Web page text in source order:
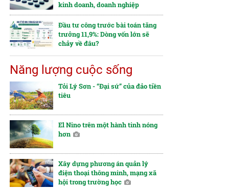
kinh doanh, doanh nghiệp
Đầu tư công trước bài toán tăng
trưởng 11,9%: Dòng vốn lớn sẽ
chảy về đâu?
Năng lượng cuộc sống
Tỏi Lý Sơn - “Đại sứ” của đảo tiền
tiêu
El Nino trên một hành tinh nóng
hơn
Xây dựng phương án quản lý
điện thoại thông minh, mạng xã
hội trong trường học